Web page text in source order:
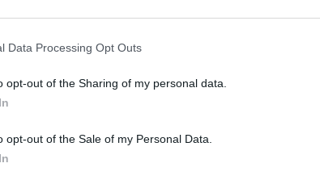
Data Processing Opt Outs
opt-out of the Sharing of my personal data.
opt-out of the Sale of my Personal Data.
Oriol Romeu recuperat de la fractura al turmell a punt